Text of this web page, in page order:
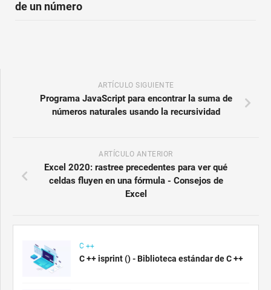
de un número
ARTÍCULO SIGUIENTE
Programa JavaScript para encontrar la suma de
números naturales usando la recursividad
ARTÍCULO ANTERIOR
Excel 2020: rastree precedentes para ver qué
celdas fluyen en una fórmula - Consejos de
Excel
C ++
C ++ isprint () - Biblioteca estándar de C ++